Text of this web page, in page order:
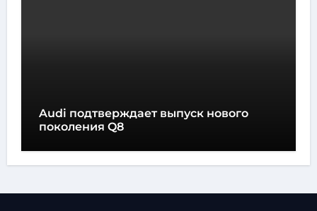
Audi подтверждает выпуск нового
поколения Q8